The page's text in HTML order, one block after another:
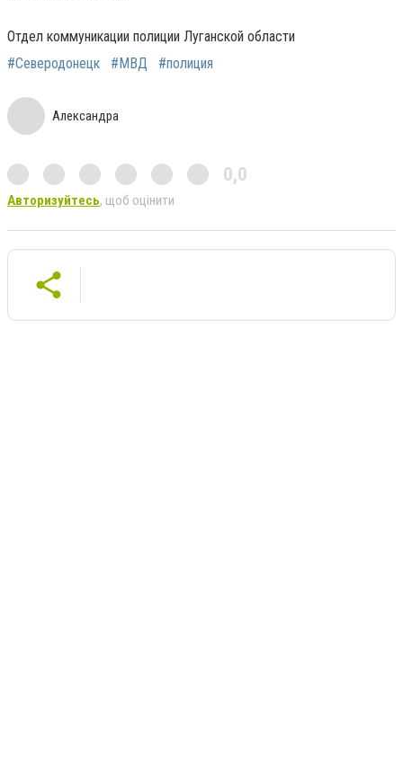
Отдел коммуникации полиции Луганской области
#Северодонецк
#МВД #полиция
Александра
0,0
Авторизуйтесь, щоб оцінити